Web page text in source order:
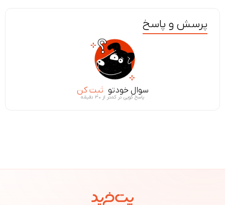
پرسش و پاسخ
سوال خودتو ثبت کن
پاسخ گویی در کمتر از ۳۰ دقیقه